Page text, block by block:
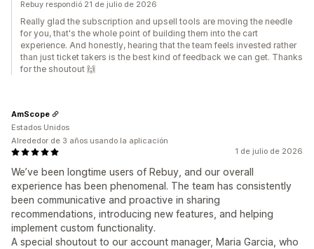
Rebuy respondió 21 de julio de 2026
Really glad the subscription and upsell tools are moving the needle
for you, that's the whole point of building them into the cart
experience. And honestly, hearing that the team feels invested rather
than just ticket takers is the best kind of feedback we can get. Thanks
for the shoutout 🙌
1 de julio de 2026
We’ve been longtime users of Rebuy, and our overall
experience has been phenomenal. The team has consistently
been communicative and proactive in sharing
recommendations, introducing new features, and helping
implement custom functionality.
A special shoutout to our account manager, Maria Garcia, who
AmScope
Estados Unidos
Alrededor de 3 años usando la aplicación